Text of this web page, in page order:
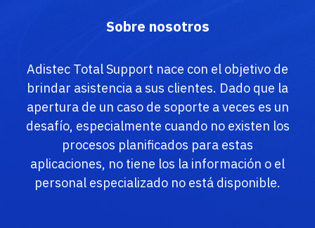
Sobre nosotros
Adistec Total Support nace con el objetivo de
brindar asistencia a sus clientes. Dado que la
apertura de un caso de soporte a veces es un
desafío, especialmente cuando no existen los
procesos planificados para estas
aplicaciones, no tiene los la información o el
personal especializado no está disponible.